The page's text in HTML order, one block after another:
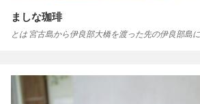
ましな珈琲
とは 宮古島から伊良部大橋を渡った先の伊良部島